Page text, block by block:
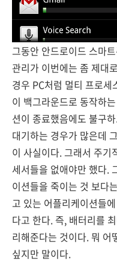
그동안 안드로이드 스마
관리가 이번에는 좀 제대
경우 PC처럼 멀티 프로
이 백그라운드로 동작하
션이 종료했음에도 불구
대기하는 경우가 많은데
이 사실이다. 그래서 주기
세서들을 없애야만 했다.
이션들을 죽이는 것 보다
고 있는 어플리케이션들
다고 한다. 즉, 배터리를
리해준다는 것이다. 뭐 어
싶지만 말이다.